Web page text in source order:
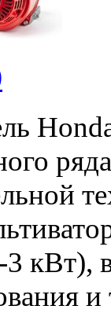
3 кВт),
и